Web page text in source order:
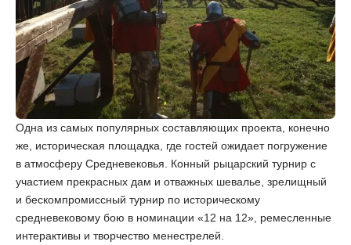
Одна из самых популярных составляющих проекта, конечно
же, историческая площадка, где гостей ожидает погружение
в атмосферу Средневековья. Конный рыцарский турнир с
участием прекрасных дам и отважных шевалье, зрелищный
и бескомпромиссный турнир по историческому
средневековому бою в номинации «12 на 12», ремесленные
интерактивы и творчество менестрелей.